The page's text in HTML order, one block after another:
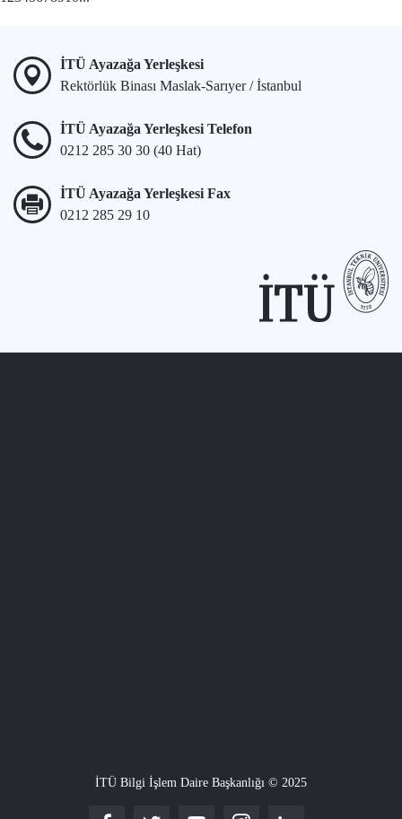
İTÜ Ayazağa Yerleşkesi
Rektörlük Binası Maslak-Sarıyer / İstanbul
İTÜ Ayazağa Yerleşkesi Telefon
0212 285 30 30 (40 Hat)
İTÜ Ayazağa Yerleşkesi Fax
0212 285 29 10
İTÜ Bilgi İşlem Daire Başkanlığı © 2025